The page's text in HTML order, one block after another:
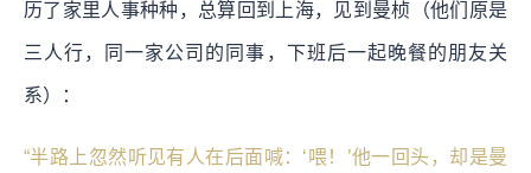
历了家里人事种种，总算回到上海，见到曼桢（他们原是
三人行，同一家公司的同事，下班后一起晚餐的朋友关
系）：
“半路上忽然听见有人在后面喊：‘喂！’他一回头，却是曼